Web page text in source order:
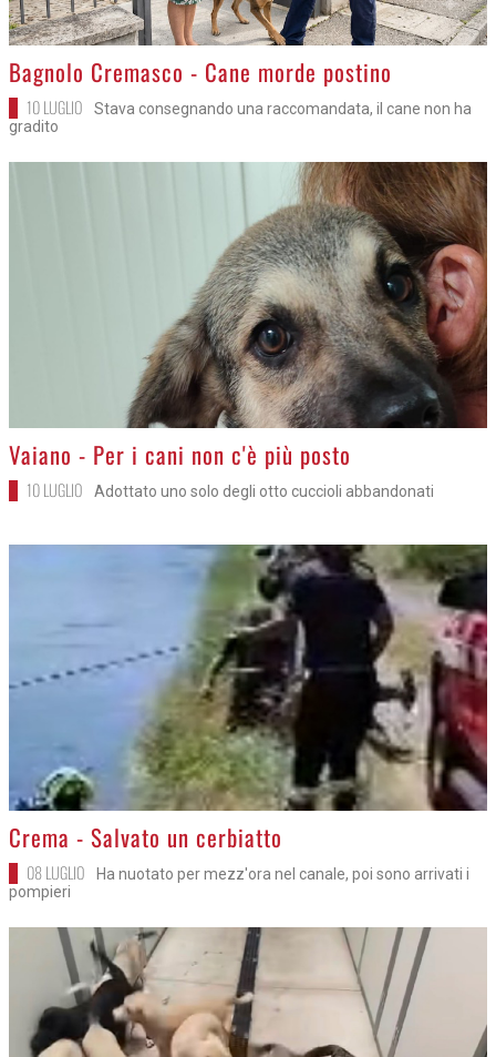
>
Bagnolo Cremasco - Cane morde postino
10 LUGLIO
Stava consegnando una raccomandata, il cane non ha
gradito
>
Vaiano - Per i cani non c'è più posto
10 LUGLIO Adottato uno solo degli otto cuccioli abbandonati
>
Crema - Salvato un cerbiatto
08 LUGLIO
Ha nuotato per mezz'ora nel canale, poi sono arrivati i
pompieri